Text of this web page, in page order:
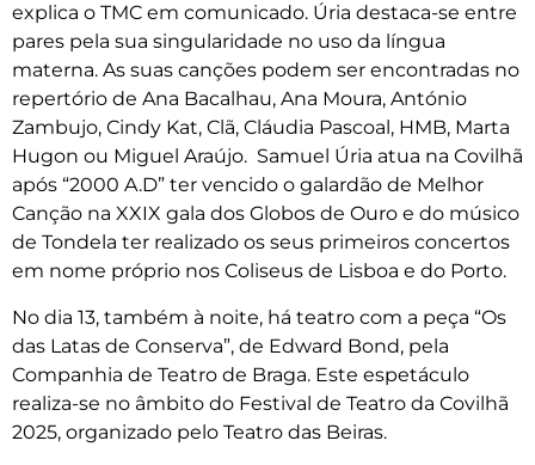
explica o TMC em comunicado. Úria destaca-se entre
pares pela sua singularidade no uso da língua
materna. As suas canções podem ser encontradas no
repertório de Ana Bacalhau, Ana Moura, António
Zambujo, Cindy Kat, Clã, Cláudia Pascoal, HMB, Marta
Hugon ou Miguel Araújo. Samuel Úria atua na Covilhã
após “2000 A.D” ter vencido o galardão de Melhor
Canção na XXIX gala dos Globos de Ouro e do músico
de Tondela ter realizado os seus primeiros concertos
em nome próprio nos Coliseus de Lisboa e do Porto.
No dia 13, também à noite, há teatro com a peça “Os
das Latas de Conserva”, de Edward Bond, pela
Companhia de Teatro de Braga. Este espetáculo
realiza-se no âmbito do Festival de Teatro da Covilhã
2025, organizado pelo Teatro das Beiras.